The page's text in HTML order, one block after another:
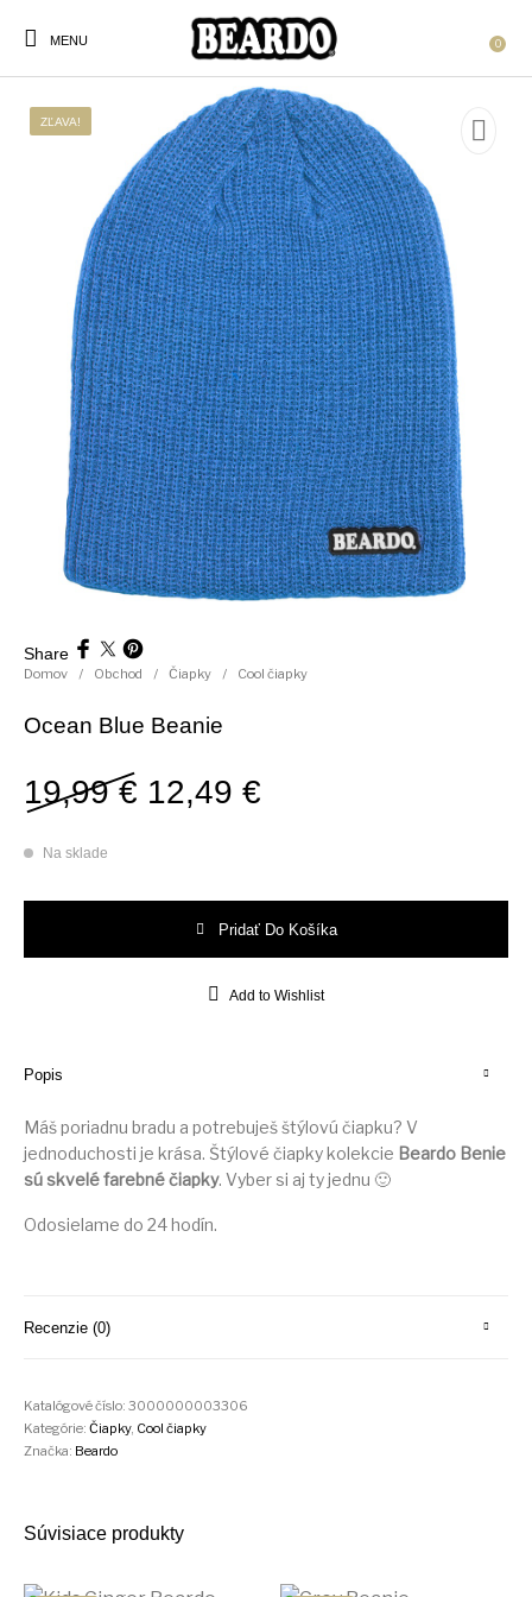
MENU 0
Nové produkty V zľave! Čiapky
Lyžiarska maska Masky Lyžiarske okuliare Šiltovky
Doplnky Darčekové poukážky
ZĽAVA!
Domov / Obchod / Čiapky / Cool čiapky
Ocean Blue Beanie
19,99€ Pôvodná cena bola:
12,49€
Na sklade
Pridať Do Košíka
Share
Add to Wishlist
Popis
Máš poriadnu bradu a potrebuješ štýlovú čiapku? V
jednoduchosti je krása. Štýlové čiapky kolekcie Beardo Benie
sú skvelé farebné čiapky. Vyber si aj ty jednu 🙂
Odosielame do 24 hodín.
Recenzie (0)
Katalógové číslo:3000000003306
Kategórie:Čiapky, Cool čiapky
Značka: Beardo
Súvisiace produkty